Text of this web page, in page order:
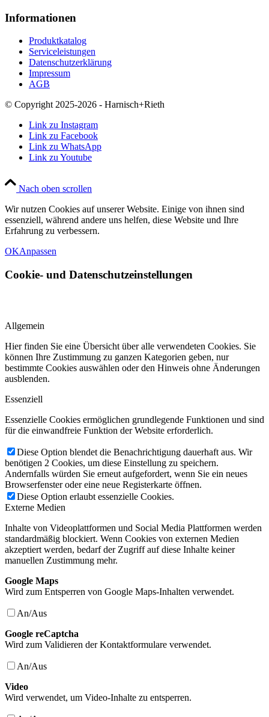
Informationen
Produktkatalog
Serviceleistungen
Datenschutzerklärung
Impressum
AGB
© Copyright 2025-2026 - Harnisch+Rieth
Link zu Instagram
Link zu Facebook
Link zu WhatsApp
Link zu Youtube
Nach oben scrollen
Wir nutzen Cookies auf unserer Website. Einige von ihnen sind
essenziell, während andere uns helfen, diese Website und Ihre
Erfahrung zu verbessern.
OKAnpassen
Cookie- und Datenschutzeinstellungen
Allgemein
Hier finden Sie eine Übersicht über alle verwendeten Cookies. Sie
können Ihre Zustimmung zu ganzen Kategorien geben, nur
bestimmte Cookies auswählen oder den Hinweis ohne Änderungen
ausblenden.
Essenziell
Essenzielle Cookies ermöglichen grundlegende Funktionen und sind
für die einwandfreie Funktion der Website erforderlich.
Diese Option blendet die Benachrichtigung dauerhaft aus. Wir
benötigen 2 Cookies, um diese Einstellung zu speichern.
Andernfalls würden Sie erneut aufgefordert, wenn Sie ein neues
Browserfenster oder eine neue Registerkarte öffnen.
Diese Option erlaubt essenzielle Cookies.
Externe Medien
Inhalte von Videoplattformen und Social Media Plattformen werden
standardmäßig blockiert. Wenn Cookies von externen Medien
akzeptiert werden, bedarf der Zugriff auf diese Inhalte keiner
manuellen Zustimmung mehr.
Google Maps
Wird zum Entsperren von Google Maps-Inhalten verwendet.
An/Aus
Google reCaptcha
Wird zum Validieren der Kontaktformulare verwendet.
An/Aus
Video
Wird verwendet, um Video-Inhalte zu entsperren.